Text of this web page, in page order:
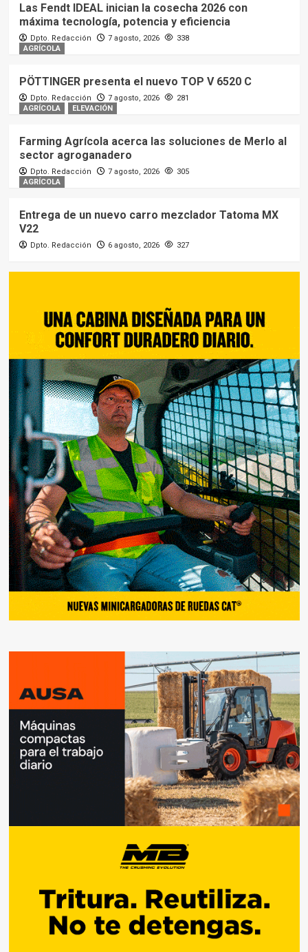
Las Fendt IDEAL inician la cosecha 2026 con
máxima tecnología, potencia y eficiencia
Dpto. Redacción 7 agosto, 2026
338
AGRÍCOLA
PÖTTINGER presenta el nuevo TOP V 6520 C
Dpto. Redacción 7 agosto, 2026
281
AGRÍCOLA
ELEVACIÓN
Farming Agrícola acerca las soluciones de Merlo al
sector agroganadero
Dpto. Redacción 7 agosto, 2026
305
AGRÍCOLA
Entrega de un nuevo carro mezclador Tatoma MX
V22
Dpto. Redacción 6 agosto, 2026 327